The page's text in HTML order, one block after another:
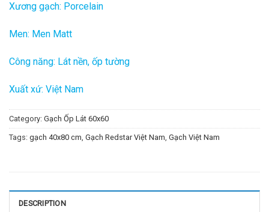
Xương gạch: Porcelain
Men: Men Matt
Công năng: Lát nền, ốp tường
Xuất xứ: Việt Nam
Category: Gạch Ốp Lát 60x60
Tags: gạch 40x80 cm Gạch Redstar Việt Nam Gạch Việt Nam
DESCRIPTION